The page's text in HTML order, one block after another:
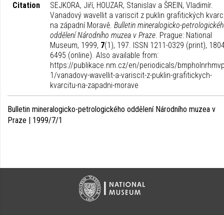
Citation
SEJKORA, Jiří, HOUZAR, Stanislav a ŠREIN, Vladimír.
Vanadový wavellit a variscit z puklin grafitických
na západní Moravě. Bulletin mineralogicko-
oddělení Národního muzea v Praze. Prague: National
Museum, 1999, 7(1), 197. ISSN 1211-0329 (print),
6495 (online). Also available from:
https://publikace.nm.cz/en/periodicals/
1/vanadovy-wavellit-a-variscit-z-puklin-grafitickych-
kvarcitu-na-zapadni-morave
Bulletin mineralogicko-petrologického oddělení Národního muzea v
Praze | 1999/7/1